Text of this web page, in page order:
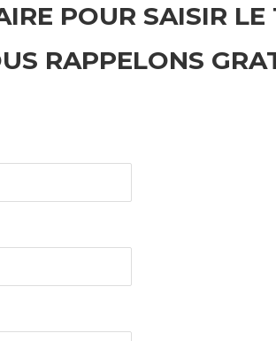
POUR SAISIR
RAPPELONS